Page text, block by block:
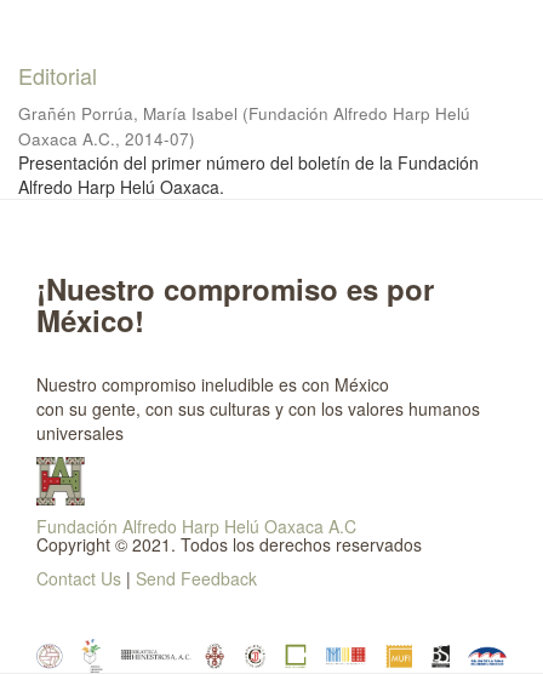
Editorial
Grañén Porrúa, María Isabel (Fundación Alfredo Harp Helú
Oaxaca A.C., 2014-07)
Presentación del primer número del boletín de la Fundación
Alfredo Harp Helú Oaxaca.
¡Nuestro compromiso es por
México!
Nuestro compromiso ineludible es con México
con su gente, con sus culturas y con los valores humanos
universales
Fundación Alfredo Harp Helú Oaxaca A.C
Copyright © 2021. Todos los derechos reservados
Contact Us | Send Feedback